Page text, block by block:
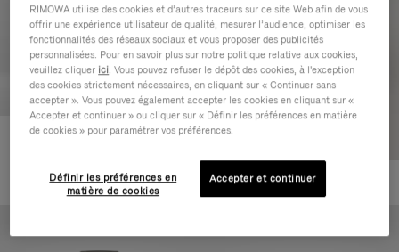
Essential Cabin
+5
RIMOWA utilise des cookies et d’autres traceurs sur ce site Web afin de vous
offrir une expérience utilisateur de qualité, mesurer l’audience, optimiser les
fonctionnalités des réseaux sociaux et vous proposer des publicités
personnalisées. Pour en savoir plus sur notre politique relative aux cookies,
veuillez cliquer ici. Vous pouvez refuser le dépôt des cookies, à l'exception
des cookies strictement nécessaires, en cliquant sur « Continuer sans
accepter ». Vous pouvez également accepter les cookies en cliquant sur «
Accepter et continuer » ou cliquer sur « Définir les préférences en matière
de cookies » pour paramétrer vos préférences.
Définir les préférences en
matière de cookies
Accepter et continuer